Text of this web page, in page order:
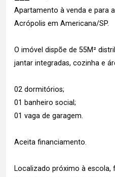
Apartamento à venda e para
Acrópolis em Americana/SP.
O imóvel dispõe de 55M²
jantar integradas, cozinha e
02 dormitórios;
01 banheiro social;
01 vaga de garagem.
Aceita financiamento.
Localizado próximo à escola,